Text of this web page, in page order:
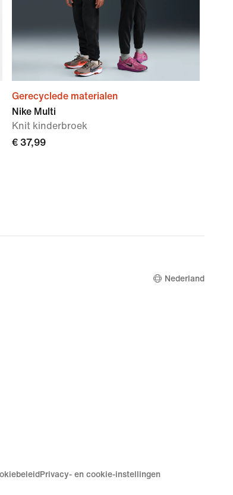
Gerecyclede materialen
Nike Multi
Knit kinderbroek
€ 37,99
Nederland
Privacy- en cookie-instellingen